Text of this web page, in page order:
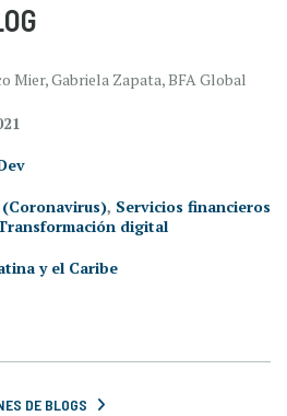
Mier, Gabriela Zapata, BFA Global
(Coronavirus), Servicios financieros
digital
y el Caribe
DE BLOGS